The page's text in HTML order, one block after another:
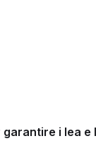
i lea e